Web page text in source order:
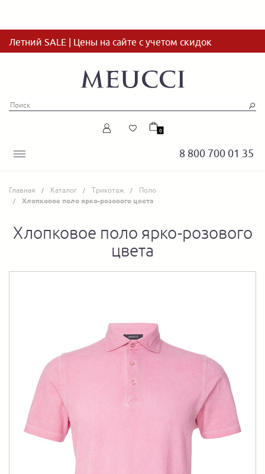
Летний SALE | Цены на сайте с учетом скидок
8 800 700 01 35
0
Главная Каталог Трикотаж Поло
Хлопковое поло ярко-розового цвета
Хлопковое поло ярко-розового
цвета